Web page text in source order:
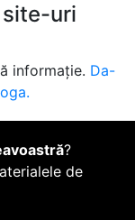
site-uri
informație. Da-
?
de